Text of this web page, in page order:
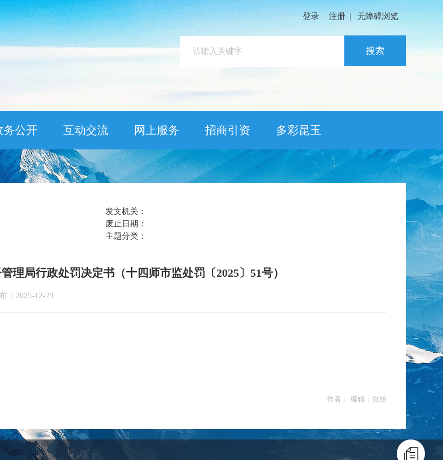
登录 | 注册 | 无障碍浏览
搜索
务公开 互动交流 网上服务 招商引资 多彩昆玉
发文机关：
废止日期：
主题分类：
理局行政处罚决定书（十四师市监处罚〔2025〕51号）
：2025-12-29
作者： 编辑：张丽